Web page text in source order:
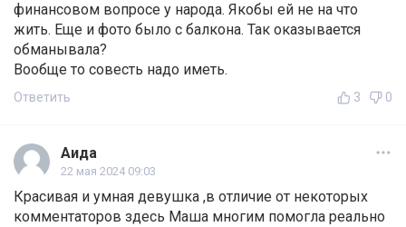
финансовом вопросе у народа. Якобы ей не на что
жить. Еще и фото было с балкона. Так оказывается
обманывала?
Вообще то совесть надо иметь.
Ответить 3 0
Аида
22 мая 2024 09:03
Красивая и умная девушка ,в отличие от некоторых
комментаторов здесь Маша многим помогла реально